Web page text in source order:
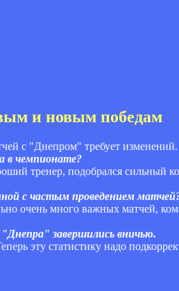
и новым победам
с "Днепром" требует изменений.
в чемпионате?
тренер, подобрался сильный
с частым проведением
очень много важных матчей,
завершились вничью.
эту статистику надо